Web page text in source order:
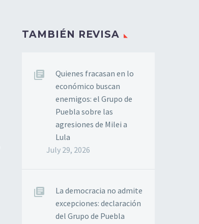
TAMBIÉN REVISA
Quienes fracasan en lo
económico buscan
enemigos: el Grupo de
Puebla sobre las
agresiones de Milei a
Lula
July 29, 2026
La democracia no admite
excepciones: declaración
del Grupo de Puebla